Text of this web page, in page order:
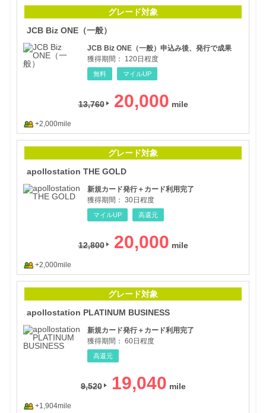
グレード対象
JCB Biz ONE（一般）
JCB Biz ONE（一般）申込み後、発行で成果
獲得期間：
120日程度
無料 マイルUP
13,760 20,000
+2,000mile
グレード対象
apollostation THE GOLD
新規カード発行＋カード利用完了
獲得期間： 30日程度
マイルUP 高還元
12,800 20,000
+2,000mile
グレード対象
apollostation PLATINUM BUSINESS
新規カード発行＋カード利用完了
獲得期間： 60日程度
高還元
9,520 19,040
+1,904mile